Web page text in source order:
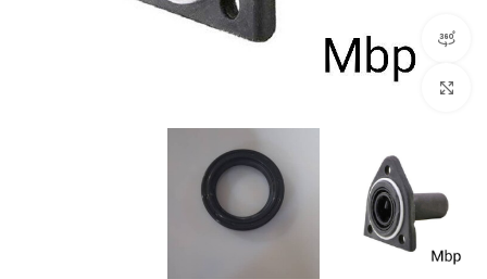
برای بزرگنمایی کلیک کنید